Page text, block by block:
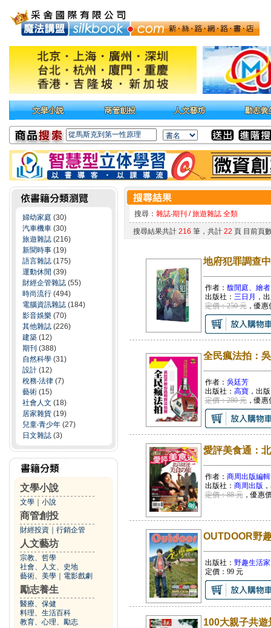
婦幼家庭 (30)
汽車機車 (30)
旅遊雜誌 (216)
新聞時事 (19)
語言雜誌 (175)
運動休閒 (39)
財經企管雜誌 (55)
時尚流行 (494)
電腦資訊雜誌 (184)
影音娛樂 (70)
其他雜誌 (226)
建築 (12)
期刊 (388)
自然科學 (31)
設計 (12)
稅務‧法律 (7)
藝術 (15)
社會人文 (18)
居家雜貨 (19)
兒童‧青少年 (27)
日文雜誌 (3)
文學小說
文學 小說
商管創投
財經投資 行銷企管
人文藝坊
宗教、哲學
社會、人文、史地
藝術、美學
電影戲劇
勵志養生
醫療、保健
料理、生活百科
教育、心理、勵志
搜尋： 雜誌‧期刊 / 旅遊雜誌 全類
搜尋結果共計 216 筆，共計 22 頁 目前頁
地府犯罪調查
作者： 馥閒庭、繪者
出版社： 三日月 ，
定價：250 元，優惠
全民瘋法拍：
作者： 吳廷芳
出版社： 高寶，出
定價：280 元，優惠
愛評美食通：
作者： 商周出版編
出版社： 商周出版
定價：88 元，優惠
OUTDOOR野
出版社： 野趣生活家
定價： 99元
100大親子共遊